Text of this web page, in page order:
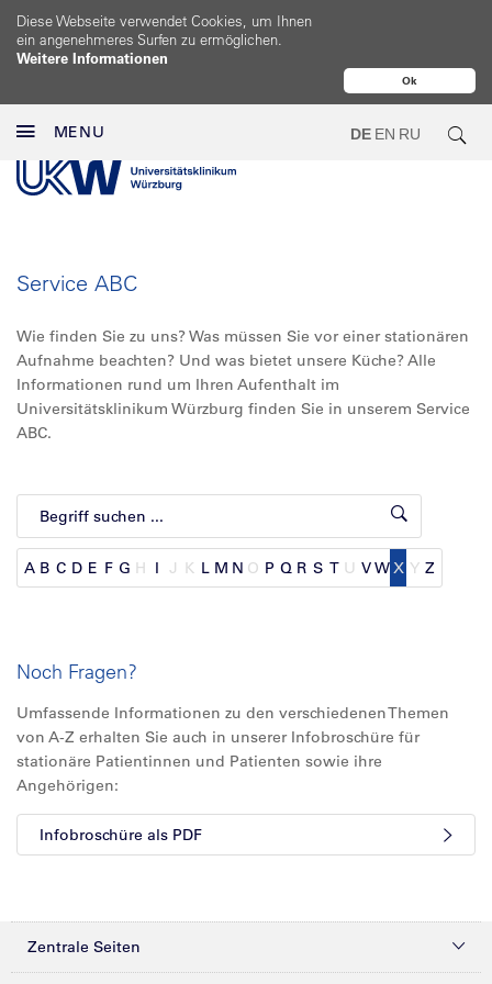
Ok
Diese Webseite verwendet Cookies, um Ihnen
ein angenehmeres Surfen zu ermöglichen.
Weitere Informationen
MENU DE EN RU
Service ABC
Wie finden Sie zu uns? Was müssen Sie vor einer stationären
Aufnahme beachten? Und was bietet unsere Küche? Alle
Informationen rund um Ihren Aufenthalt im
Universitätsklinikum Würzburg finden Sie in unserem Service
ABC.
A B C D E F G H I J K L M N O P Q R S T U VWX Y Z
Noch Fragen?
Umfassende Informationen zu den verschiedenen Themen
von A-Z erhalten Sie auch in unserer Infobroschüre für
stationäre Patientinnen und Patienten sowie ihre
Angehörigen:
Infobroschüre als PDF
Zentrale Seiten